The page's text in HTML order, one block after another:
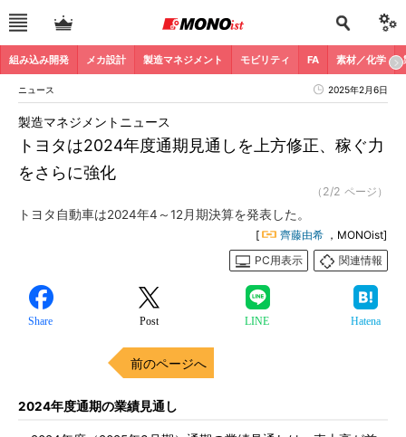
組み込み開発 メカ設計 製造マネジメント モビリティ FA 素材／化学
ニュース 2025年2月6日
トヨタは2024年度通期見通しを上方修正、稼ぐ力
をさらに強化
製造マネジメントニュース
（2/2 ページ）
トヨタ自動車は2024年4～12月期決算を発表した。
[ 齊藤由希 ，MONOist]
PC用表示
関連情報
Share Post LINE Hatena
前のページへ
2024年度通期の業績見通し